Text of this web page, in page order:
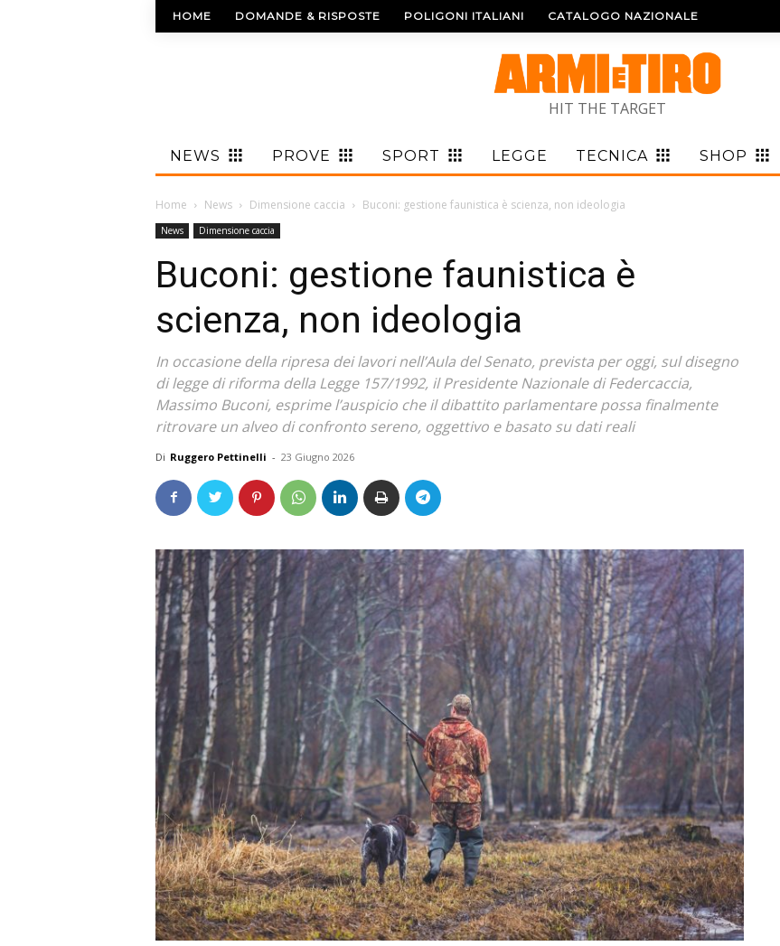
HOME DOMANDE & RISPOSTE POLIGONI ITALIANI CATALOGO NAZIONALE
HIT THE TARGET
NEWS PROVE SPORT LEGGE TECNICA SHOP
Home News Dimensione caccia Buconi: gestione faunistica è scienza, non ideologia
News Dimensione caccia
Buconi: gestione faunistica è
scienza, non ideologia
In occasione della ripresa dei lavori nell’Aula del Senato, prevista per oggi, sul disegno
di legge di riforma della Legge 157/1992, il Presidente Nazionale di Federcaccia,
Massimo Buconi, esprime l’auspicio che il dibattito parlamentare possa finalmente
ritrovare un alveo di confronto sereno, oggettivo e basato su dati reali
Di Ruggero Pettinelli - 23 Giugno 2026